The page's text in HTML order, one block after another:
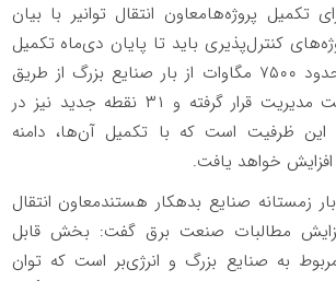
تکمیل پروژه‌هامعاون انتقال توانیر با بیان
کنترل‌پذیری باید تا پایان دی‌ماه تکمیل
شود، گفت: تاکنون حدود ۷۵۰۰ مگاوات از بار صنایع بزرگ از طریق
تجهیزات کنترلی، تحت مدیریت قرار گرفته و ۳۱ نقطه جدید نیز در
ظرفیت است که با تکمیل آن‌ها، دامنه
خواهد یافت.
زمستانه صنایع بدهکار هستندمعاون انتقال
افزایش مطالبات صنعت برق گفت: بخش قابل
به صنایع بزرگ و انرژی‌بر است که توان